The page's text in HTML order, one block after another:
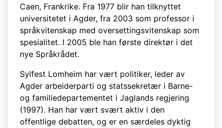
Caen, Frankrike. Fra 1977 blir han tilknyttet
universitetet i Agder, fra 2003 som professor i
språkvitenskap med oversettingsvitenskap som
spesialitet. I 2005 ble han første direktør i det
nye Språkrådet.
Sylfest Lomheim har vært politiker, leder av
Agder arbeiderparti og statssekretær i Barne-
og familiedepartementet i Jaglands regjering
(1997). Han har vært svært aktiv i den
offentlige debatten, og er en særdeles dyktig